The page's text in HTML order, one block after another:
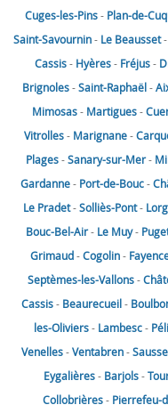
Cuges-les-Pins- Plan-de-
Saint-Savournin- Le Beausset-
Cassis- Hyères- Fréjus-
Brignoles-Saint-Raphaël-
Mimosas- Martigues-
Vitrolles- Marignane-
Plages-Sanary-sur-Mer-
Gardanne- Port-de-Bouc-
Le Pradet-Solliès-Pont-
Bouc-Bel-Air- Le Muy-
Grimaud-Cogolin-
Septèmes-les-Vallons-
Cassis- Beaurecueil-
les-Oliviers- Lambesc-
Venelles-Ventabren-
Eygalières- Barjols-
Collobrières- Pierrefeu-